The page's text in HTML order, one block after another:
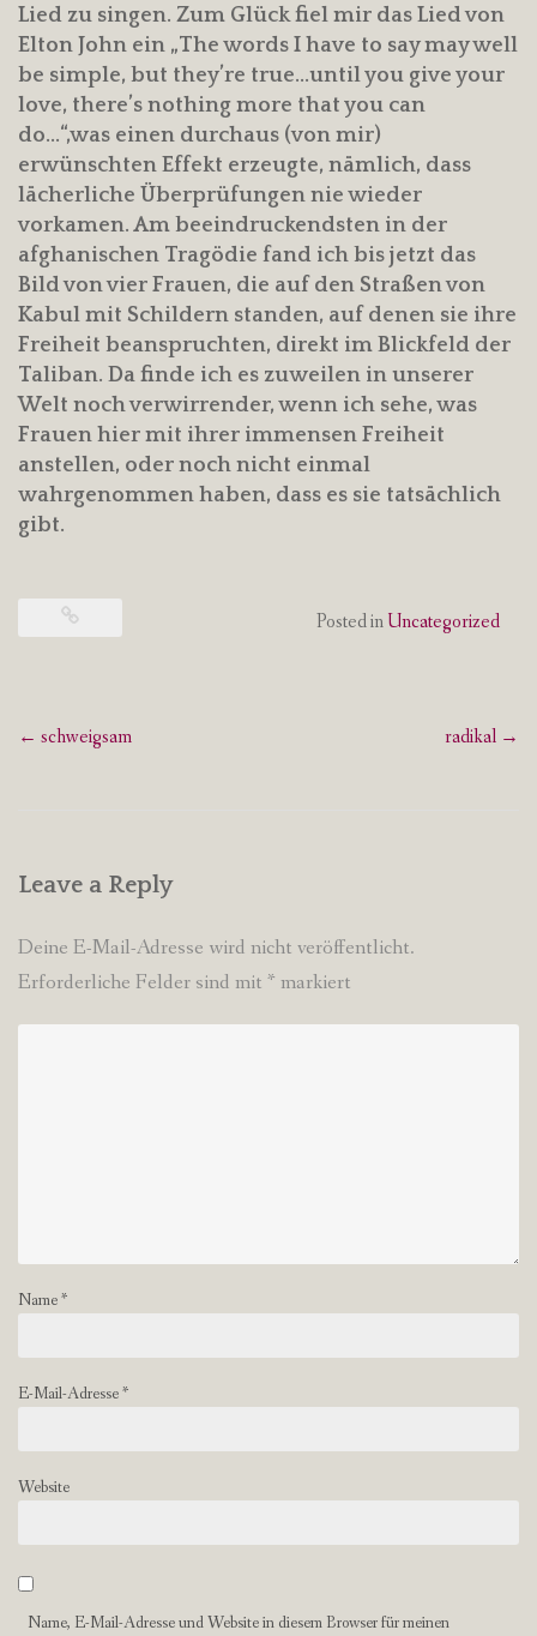
Lied zu singen. Zum Glück fiel mir das Lied von
Elton John ein „The words I have to say may well
be simple, but they’re true…until you give your
love, there’s nothing more that you can
do…“,was einen durchaus (von mir)
erwünschten Effekt erzeugte, nämlich, dass
lächerliche Überprüfungen nie wieder
vorkamen. Am beeindruckendsten in der
afghanischen Tragödie fand ich bis jetzt das
Bild von vier Frauen, die auf den Straßen von
Kabul mit Schildern standen, auf denen sie ihre
Freiheit beanspruchten, direkt im Blickfeld der
Taliban. Da finde ich es zuweilen in unserer
Welt noch verwirrender, wenn ich sehe, was
Frauen hier mit ihrer immensen Freiheit
anstellen, oder noch nicht einmal
wahrgenommen haben, dass es sie tatsächlich
gibt.
Posted inUncategorized
Post
← schweigsam radikal →
Leave a Reply
Deine E-Mail-Adresse wird nicht veröffentlicht.
Erforderliche Felder sind mit * markiert
Name*
E-Mail-Adresse*
Website
Name, E-Mail-Adresse und Website in diesem Browser für meinen